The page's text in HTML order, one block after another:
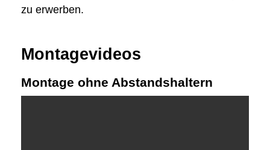
zu erwerben.
Montagevideos
Montage ohne Abstandshaltern